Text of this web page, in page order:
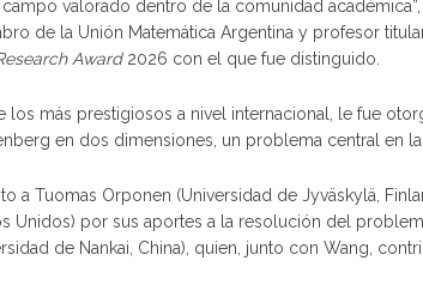
valorado dentro de la comunidad
de la Unión Matemática Argentina y profesor
Award2026 con el que fue distinguido.
los más prestigiosos a nivel internacional, le fue
en dos dimensiones, un problema central en la
a Tuomas Orponen (Universidad de Jyväskylä,
Unidos) por sus aportes a la resolución del
de Nankai, China), quien, junto con Wang,